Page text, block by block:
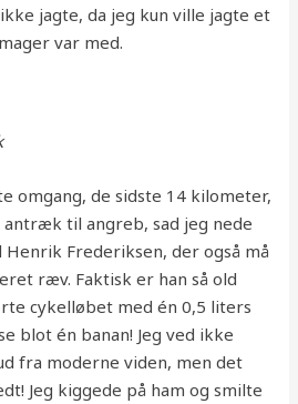
jagte, da jeg kun ville jagte et
var med.
omgang, de sidste 14 kilometer,
til angreb, sad jeg nede
Henrik Frederiksen, der også må
ræv. Faktisk er han så old
cykelløbet med én 0,5 liters
blot én banan! Jeg ved ikke
fra moderne viden, men det
Jeg kiggede på ham og smilte